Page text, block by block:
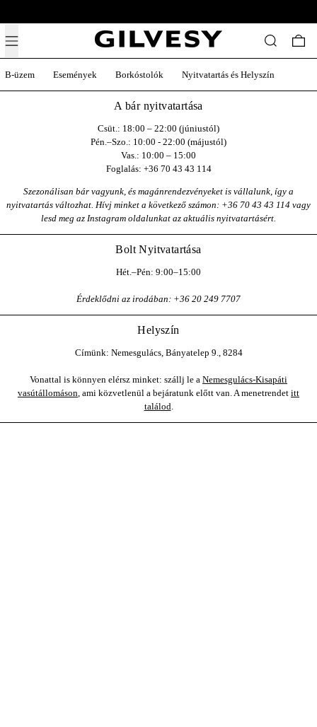
Menü Keresés 0
B-üzem Események Borkóstolók Nyitvatartás és Helyszín
A bár nyitvatartása
Csüt.: 18:00 – 22:00 (júniustól)
Pén.–Szo.: 10:00 - 22:00 (májustól)
Vas.: 10:00 – 15:00
Foglalás: +36 70 43 43 114
Szezonálisan bár vagyunk, és magánrendezvényeket is vállalunk, így a
nyitvatartás változhat. Hívj minket a következő számon: +36 70 43 43 114 vagy
lesd meg az Instagram oldalunkat az aktuális nyitvatartásért.
Bolt Nyitvatartása
Hét.–Pén: 9:00–15:00
Érdeklődni az irodában: +36 20 249 7707
Helyszín
Címünk: Nemesgulács, Bányatelep 9., 8284
Vonattal is könnyen elérsz minket: szállj le a Nemesgulács-Kisapáti
vasútállomáson, ami közvetlenül a bejáratunk előtt van. A menetrendet itt
találod.